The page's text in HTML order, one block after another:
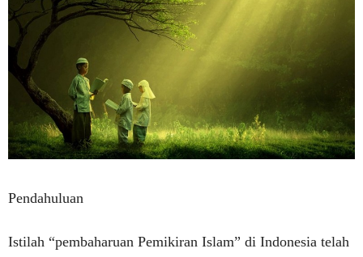
Pendahuluan
Istilah “pembaharuan Pemikiran Islam” di Indonesia telah